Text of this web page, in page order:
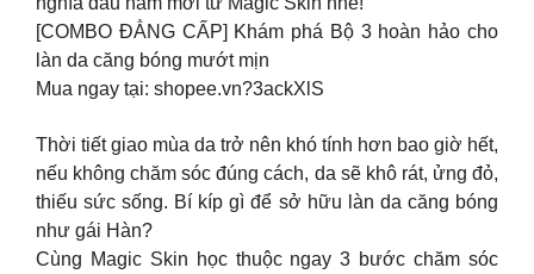
[COMBO ĐẲNG CẤP] Khám phá Bộ 3 hoàn hảo cho
làn da căng bóng mướt mịn
Mua ngay tại: shopee.vn?3ackXlS
Thời tiết giao mùa da trở nên khó tính hơn bao giờ hết,
nếu không chăm sóc đúng cách, da sẽ khô rát, ửng đỏ,
thiếu sức sống. Bí kíp gì để sở hữu làn da căng bóng
như gái Hàn?
Cùng Magic Skin học thuộc ngay 3 bước chăm sóc